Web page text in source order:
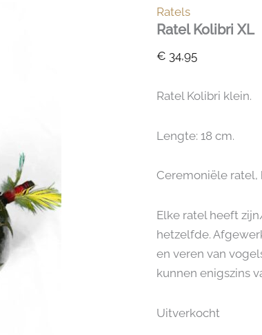
Ratels
Ratel Kolibri XL
€ 34,95
Ratel Kolibri klein.
Lengte: 18 cm.
Ceremoniële ratel,
Elke ratel heeft
hetzelfde.
en veren van
kunnen enigszins
Uitverkocht